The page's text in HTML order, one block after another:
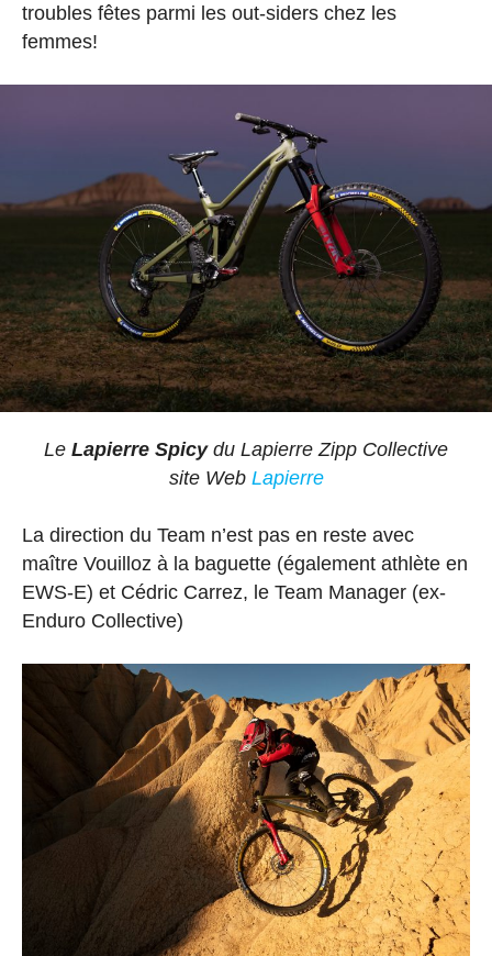
troubles fêtes parmi les out-siders chez les
femmes!
Le Lapierre Spicydu Lapierre Zipp Collective
site Web Lapierre
La direction du Team n’est pas en reste avec
maître Vouilloz à la baguette (également athlète en
EWS-E) et Cédric Carrez, le Team Manager (ex-
Enduro Collective)